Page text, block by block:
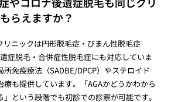
らえますか？
リニックは円形脱毛症・びまん性脱毛症
遺症脱毛・合併症性脱毛症にも対応していま
所免疫療法（SADBE/DPCP）やステロイド
療も提供しています。「AGAかどうかわから
という段階でも初診での診察が可能です。